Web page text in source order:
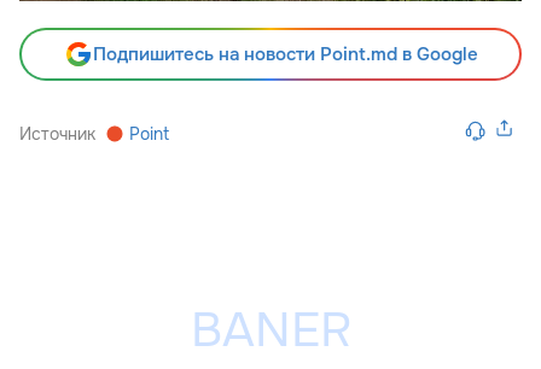
Подпишитесь на новости Point.md в Google
Источник Point